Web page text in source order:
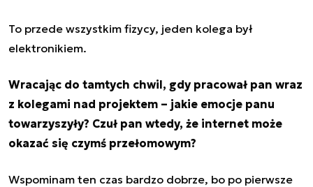
To przede wszystkim fizycy, jeden kolega był
elektronikiem.
Wracając do tamtych chwil, gdy pracował pan wraz
z kolegami nad projektem – jakie emocje panu
towarzyszyły? Czuł pan wtedy, że internet może
okazać się czymś przełomowym?
Wspominam ten czas bardzo dobrze, bo po pierwsze